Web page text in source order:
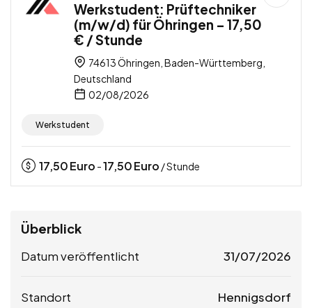
Werkstudent: Prüftechniker
(m/w/d) für Öhringen – 17,50
€ / Stunde
74613 Öhringen, Baden-Württemberg,
Deutschland
02/08/2026
Werkstudent
17,50Euro -17,50Euro / Stunde
Überblick
Datum veröffentlicht 31/07/2026
Standort Hennigsdorf